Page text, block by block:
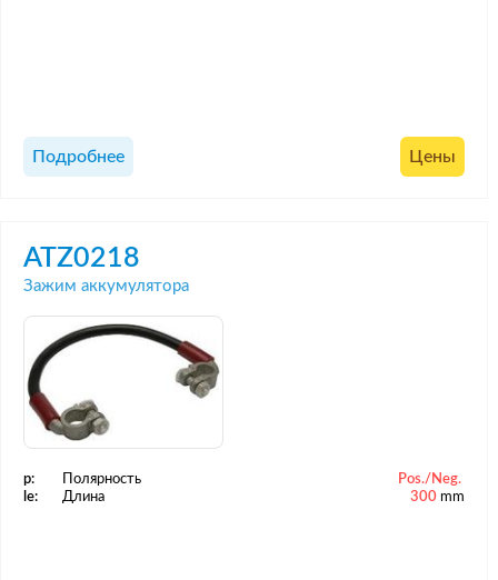
Подробнее Цены
ATZ0218
Зажим аккумулятора
p: Полярность
Pos./Neg.
le:
Длина 300 mm